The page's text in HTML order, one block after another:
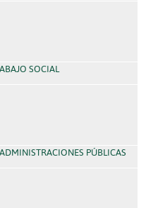
SOCIAL
PÚBLICAS